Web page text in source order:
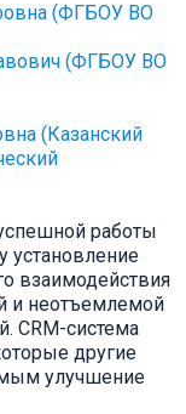
(ФГБОУ ВО
(ФГБОУ ВО
(Казанский
работы
установление
взаимодействия
и неотъемлемой
CRM-система
другие
улучшение